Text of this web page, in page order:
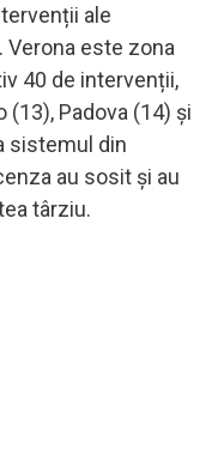
ale
Verona este zona
40 de intervenții,
(13), Padova (14) și
sistemul din
au sosit și au
târziu.